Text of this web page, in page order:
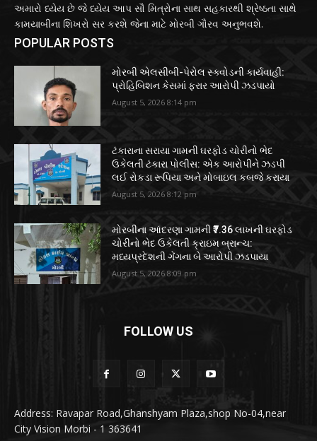
અમારો ધ્યેય છે જે ધ્યેય આપ સૌ મિત્રોના સાથ સહકારથી શ્રેષ્ઠતા સાથે
કામયાબીના શિખરો સર કરશે જેના માટે મોરબી ગૌરવ અનુભવશે.
POPULAR POSTS
મોરબી એલસીબી-પેરોલ સ્ક્વોડની કાર્યવાહી:
પ્રોહિબિશન કેસમાં ફરાર આરોપી ઝડપાયો
August 5, 2026 8:14 pm
ટંકારાના સરાયા ગામની ઘરફોડ ચોરીનો ભેદ
ઉકેલતી ટંકારા પોલીસ: એક આરોપીને ઝડપી
લઈ રોકડા રૂપિયા અને મોબાઇલ કબજે કરાયા
August 5, 2026 8:12 pm
મોરબીના આંદરણા ગામની ₹7.36 લાખની ઘરફોડ
ચોરીનો ભેદ ઉકેલતી ક્રાઇમ બ્રાન્ચ:
મધ્યપ્રદેશની ગેંગના બે આરોપી ઝડપાયા
August 5, 2026 8:09 pm
FOLLOW US
Address: Ravapar Road,Ghanshyam Plaza,shop No-04,near
City Vision Morbi - 1 363641